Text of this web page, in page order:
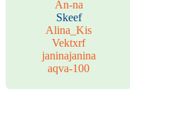
An-na
Skeef
Alina_Kis
Vektxrf
janinajanina
aqva-100